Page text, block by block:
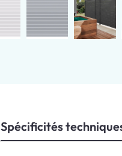
Spécificités